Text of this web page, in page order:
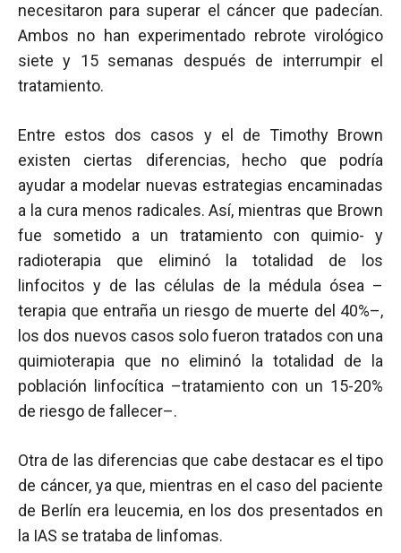
necesitaron para superar el cáncer que padecían.
Ambos no han experimentado rebrote virológico
siete y 15 semanas después de interrumpir el
tratamiento.
Entre estos dos casos y el de Timothy Brown
existen ciertas diferencias, hecho que podría
ayudar a modelar nuevas estrategias encaminadas
a la cura menos radicales. Así, mientras que Brown
fue sometido a un tratamiento con quimio- y
radioterapia que eliminó la totalidad de los
linfocitos y de las células de la médula ósea –
terapia que entraña un riesgo de muerte del 40%–,
los dos nuevos casos solo fueron tratados con una
quimioterapia que no eliminó la totalidad de la
población linfocítica –tratamiento con un 15-20%
de riesgo de fallecer–.
Otra de las diferencias que cabe destacar es el tipo
de cáncer, ya que, mientras en el caso del paciente
de Berlín era leucemia, en los dos presentados en
la IAS se trataba de linfomas.